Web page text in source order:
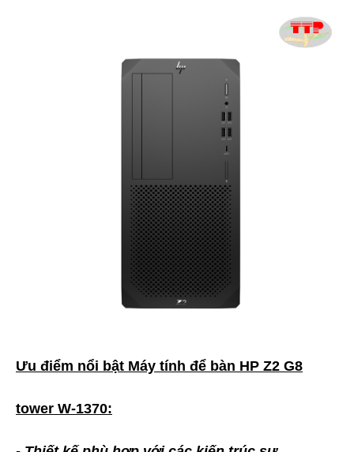
Ưu điểm nổi bật Máy tính để bàn HP Z2 G8
tower W-1370: